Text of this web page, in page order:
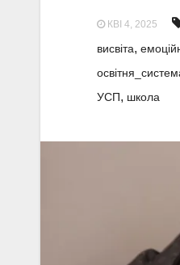
КВІ 4, 2025
висвіта,
УСП, школа